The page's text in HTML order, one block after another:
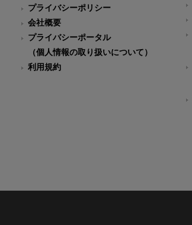
プライバシーポリシー
会社概要
プライバシーポータル
（個人情報の取り扱いについて）
利用規約